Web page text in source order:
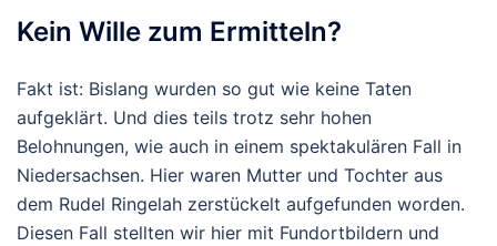
Kein Wille zum Ermitteln?
Fakt ist: Bislang wurden so gut wie keine Taten
aufgeklärt. Und dies teils trotz sehr hohen
Belohnungen, wie auch in einem spektakulären Fall in
Niedersachsen. Hier waren Mutter und Tochter aus
dem Rudel Ringelah zerstückelt aufgefunden worden.
Diesen Fall stellten wir hier mit Fundortbildern und